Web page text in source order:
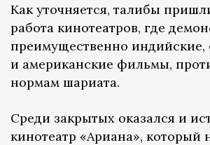
Как уточняется, талибы
работа кинотеатров, где
преимущественно индийские,
и американские фильмы,
нормам шариата.
Среди закрытых оказался и
кинотеатр «Ариана», который